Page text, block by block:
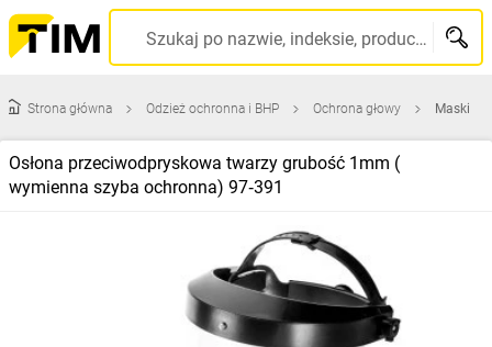
Szukaj po nazwie, indeksie, producencie, kodzie kreskowym...
Strona główna Odzież ochronna i BHP Ochrona głowy Maski
Osłona przeciwodpryskowa twarzy grubość 1mm (
wymienna szyba ochronna) 97‑391